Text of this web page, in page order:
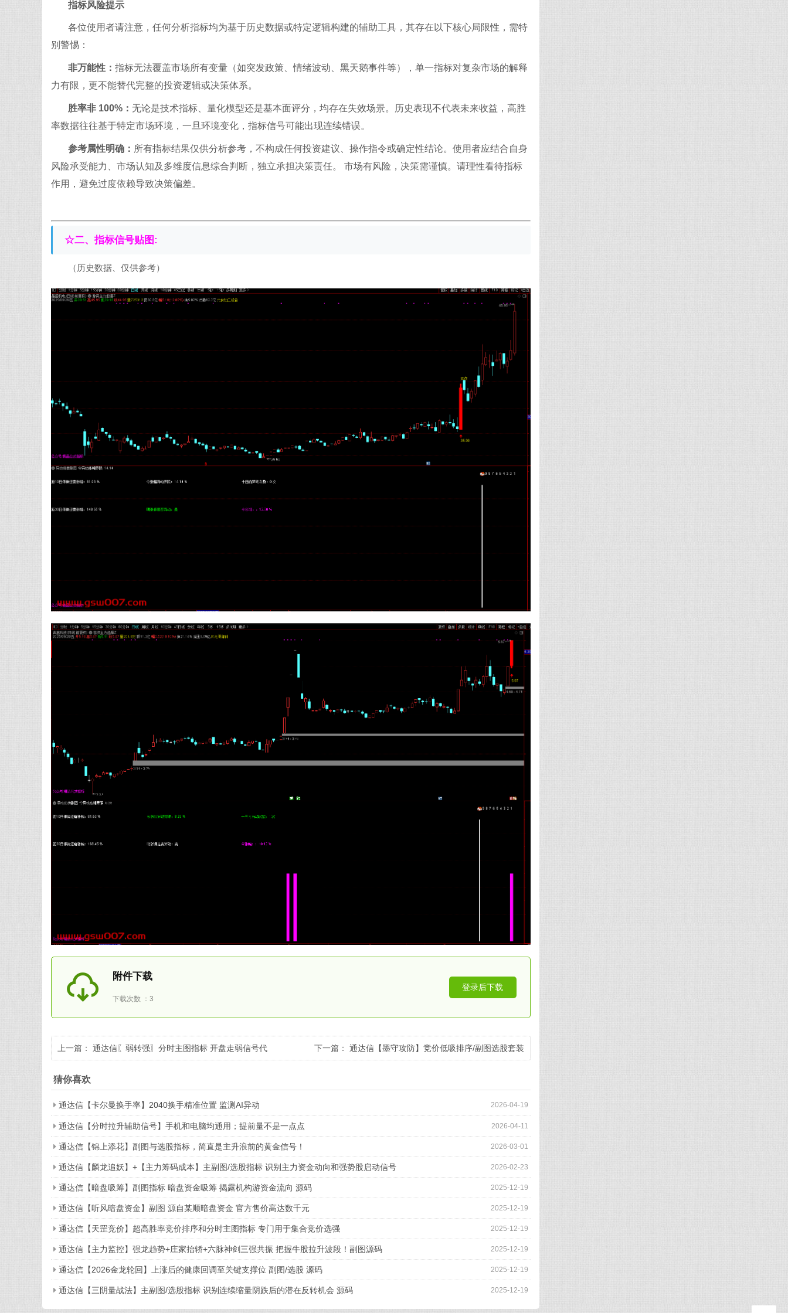
指标风险提示​
各位使用者请注意，任何分析指标均为基于历史数据或特定逻辑构建的辅助工具，其存在以下核心局限性，需特
别警惕：​
非万能性：指标无法覆盖市场所有变量（如突发政策、情绪波动、黑天鹅事件等），单一指标对复杂市场的解释
力有限，更不能替代完整的投资逻辑或决策体系。​
胜率非 100%： 无论是技术指标、量化模型还是基本面评分，均存在失效场景。历史表现不代表未来收益，高胜
率数据往往基于特定市场环境，一旦环境变化，指标信号可能出现连续错误。​
参考属性明确： 所有指标结果仅供分析参考，不构成任何投资建议、操作指令或确定性结论。使用者应结合自身
风险承受能力、市场认知及多维度信息综合判断，独立承担决策责任。​ 市场有风险，决策需谨慎。请理性看待指标
作用，避免过度依赖导致决策偏差。
☆二、 指标信号贴图:
（历史数据、仅供参考）
附件下载
下载次数 ：3
登录后下载
上一篇： 通达信〖弱转强〗分时主图指标 开盘走弱信号代 下一篇：通达信【墨守攻防】竞价低吸排序/副图选股套装
猜你喜欢
2026-04-19
通达信【卡尔曼换手率】2040换手精准位置 监测AI异动
2026-04-11
通达信【分时拉升辅助信号】手机和电脑均通用；提前量不是一点点
2026-03-01
通达信【锦上添花】副图与选股指标，简直是主升浪前的黄金信号！
2026-02-23
通达信【麟龙追妖】+【主力筹码成本】主副图/选股指标 识别主力资金动向和强势股启动信号
2025-12-19
通达信【暗盘吸筹】副图指标 暗盘资金吸筹 揭露机构游资金流向 源码
2025-12-19
通达信【听风暗盘资金】副图 源自某顺暗盘资金 官方售价高达数千元
2025-12-19
通达信【天罡竞价】超高胜率竞价排序和分时主图指标 专门用于集合竞价选强
2025-12-19
通达信【主力监控】强龙趋势+庄家抬轿+六脉神剑三强共振 把握牛股拉升波段！副图源码
2025-12-19
通达信【2026金龙轮回】上涨后的健康回调至关键支撑位 副图/选股 源码
2025-12-19
通达信【三阴量战法】主副图/选股指标 识别连续缩量阴跌后的潜在反转机会 源码